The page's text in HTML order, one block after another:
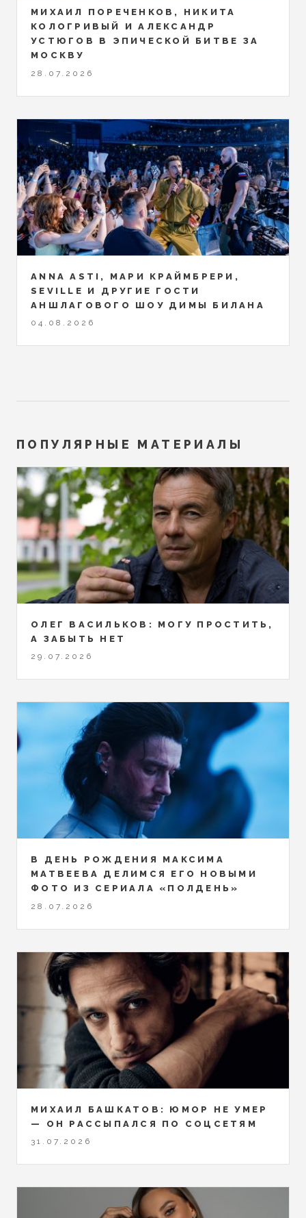
МИХАИЛ ПОРЕЧЕНКОВ, НИКИТА
КОЛОГРИВЫЙ И АЛЕКСАНДР
УСТЮГОВ В ЭПИЧЕСКОЙ БИТВЕ ЗА
МОСКВУ
28.07.2026
ANNA ASTI, МАРИ КРАЙМБРЕРИ,
SEVILLE И ДРУГИЕ ГОСТИ
АНШЛАГОВОГО ШОУ ДИМЫ БИЛАНА
04.08.2026
ПОПУЛЯРНЫЕ МАТЕРИАЛЫ
ОЛЕГ ВАСИЛЬКОВ: МОГУ ПРОСТИТЬ,
А ЗАБЫТЬ НЕТ
29.07.2026
В ДЕНЬ РОЖДЕНИЯ МАКСИМА
МАТВЕЕВА ДЕЛИМСЯ ЕГО НОВЫМИ
ФОТО ИЗ СЕРИАЛА «ПОЛДЕНЬ»
28.07.2026
МИХАИЛ БАШКАТОВ: ЮМОР НЕ УМЕР
— ОН РАССЫПАЛСЯ ПО СОЦСЕТЯМ
31.07.2026